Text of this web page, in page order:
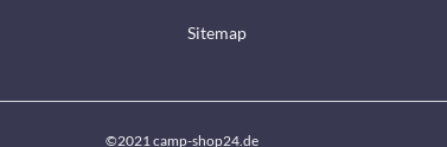
Sitemap
©2021 camp-shop24.de